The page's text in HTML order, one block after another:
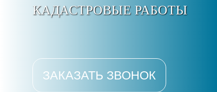
КАДАСТРОВЫЕ РАБОТЫ
ЗАКАЗАТЬ ЗВОНОК